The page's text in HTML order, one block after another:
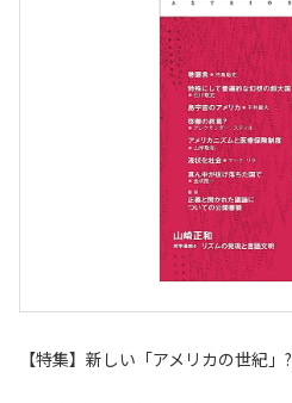
【特集】新しい「アメリカの世紀」?